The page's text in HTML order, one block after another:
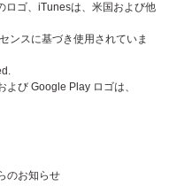
ロゴ、iTunesは、米国および他
ンスに基づき使用されていま
び Google Play ロゴは、
のお知らせ